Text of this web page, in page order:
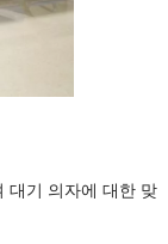
대기 의자에 대한 맞